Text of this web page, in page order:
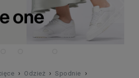
› Odzież › Spodnie ›